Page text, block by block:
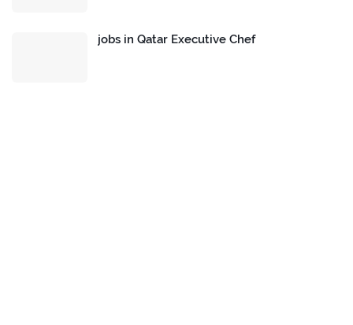
jobs in Qatar Executive Chef